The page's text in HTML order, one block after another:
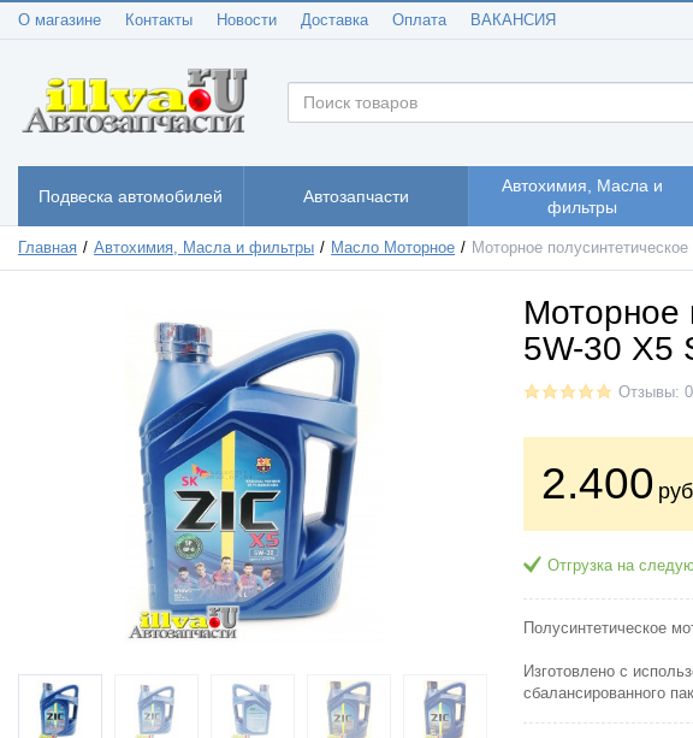
О магазине Контакты Новости Доставка Оплата ВАКАНСИЯ
Подвеска автомобилей Автозапчасти
Автохимия, Масла и
фильтры
Главная Автохимия, Масла и фильтры Масло Моторное Моторное
Моторное
5W-30 X5
Отзывы: 0
2.400
Отгрузка на
Полусинтетическое
Изготовлено с
сбалансированного